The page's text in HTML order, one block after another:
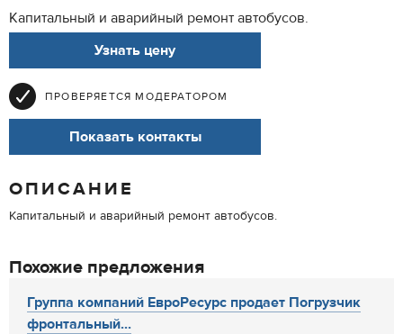
Капитальный и аварийный ремонт автобусов.
Узнать цену
ПРОВЕРЯЕТСЯ МОДЕРАТОРОМ
Показать контакты
ОПИСАНИЕ
Капитальный и аварийный ремонт автобусов.
Похожие предложения
Группа компаний ЕвроРесурс продает Погрузчик
фронтальный...